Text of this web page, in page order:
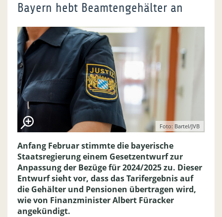
Bayern hebt Beamtengehälter an
Foto: Bartel/JVB
Anfang Februar stimmte die bayerische
Staatsregierung einem Gesetzentwurf zur
Anpassung der Bezüge für 2024/2025 zu. Dieser
Entwurf sieht vor, dass das Tarifergebnis auf
die Gehälter und Pensionen übertragen wird,
wie von Finanzminister Albert Füracker
angekündigt.